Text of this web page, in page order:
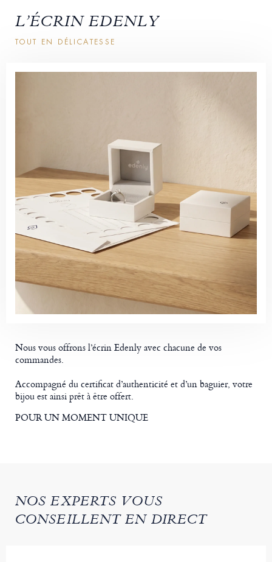
L’ÉCRIN EDENLY
TOUT EN DÉLICATESSE
Nous vous offrons l’écrin Edenly avec chacune de vos
commandes.
Accompagné du certificat d’authenticité et d’un baguier, votre
bijou est ainsi prêt à être offert.
POUR UN MOMENT UNIQUE
NOS EXPERTS VOUS
CONSEILLENT EN DIRECT